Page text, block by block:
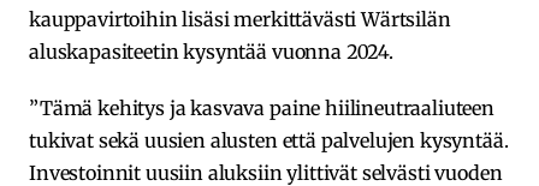
kauppavirtoihin lisäsi merkittävästi Wärtsilän
aluskapasiteetin kysyntää vuonna 2024.
”Tämä kehitys ja kasvava paine hiilineutraaliuteen
tukivat sekä uusien alusten että palvelujen kysyntää.
Investoinnit uusiin aluksiin ylittivät selvästi vuoden